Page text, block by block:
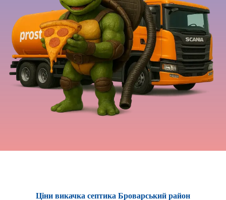
Ціни викачка септика Броварський район